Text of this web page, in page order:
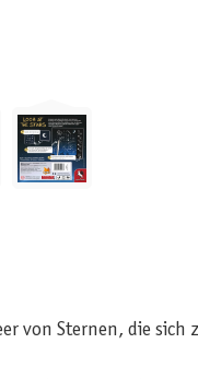
von Sternen, die